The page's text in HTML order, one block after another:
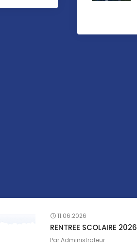
11.06.2026
RENTREE SCOLAIRE 2026
ParAdministrateur